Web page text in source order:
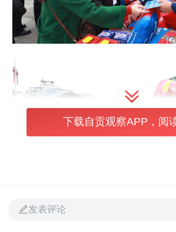
下载自贡观察APP，阅
发表评论